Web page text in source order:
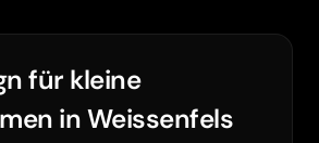
für kleine
in Weissenfels